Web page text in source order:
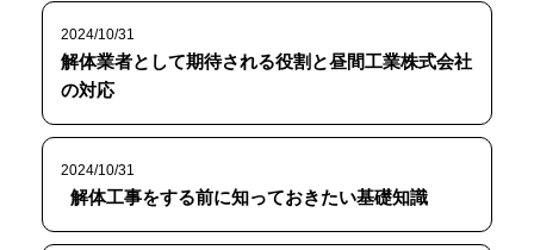
2024/10/31
解体業者として期待される役割と昼間工業株式会社
の対応
2024/10/31
解体工事をする前に知っておきたい基礎知識